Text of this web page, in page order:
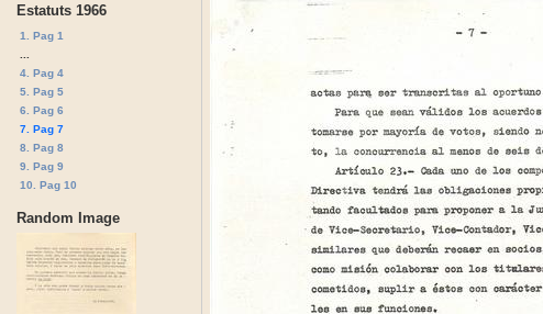
Estatuts 1966
1. Pag 1
4. Pag 4
5. Pag 5
6. Pag 6
7. Pag 7
8. Pag 8
9. Pag 9
10. Pag 10
Random Image